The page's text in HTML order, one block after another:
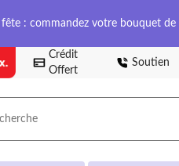
: commandez votre bouquet de
Crédit
Offert
Soutien